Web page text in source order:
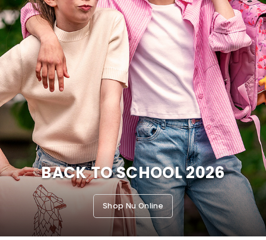
BACK TO SCHOOL 2026
Shop Nu Online